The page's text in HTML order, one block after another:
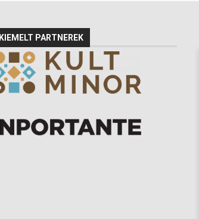
KIEMELT PARTNEREK